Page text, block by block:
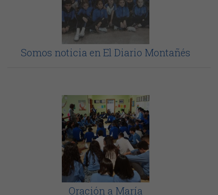
Somos noticia en El Diario Montañés
Oración a María